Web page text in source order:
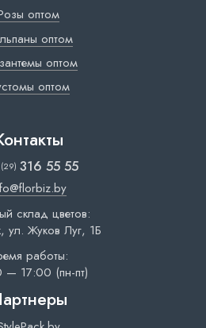
оптом
оптом
оптом
оптом
316 55 55
склад цветов:
ул. Жуков Луг, 1Б
работы:
— 17:00 (пн-пт)